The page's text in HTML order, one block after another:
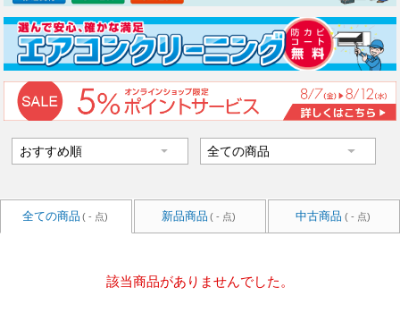
全ての商品 ( - 点) 新品商品 ( - 点) 中古商品 ( - 点)
該当商品がありませんでした。